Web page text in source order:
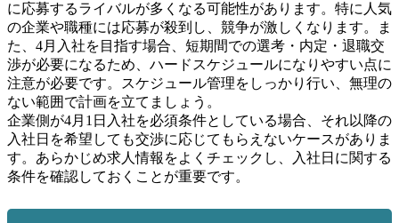
に応募するライバルが多くなる可能性があります。特に人気
の企業や職種には応募が殺到し、競争が激しくなります。ま
た、4月入社を目指す場合、短期間での選考・内定・退職交
渉が必要になるため、ハードスケジュールになりやすい点に
注意が必要です。スケジュール管理をしっかり行い、無理の
ない範囲で計画を立てましょう。
企業側が4月1日入社を必須条件としている場合、それ以降の
入社日を希望しても交渉に応じてもらえないケースがありま
す。あらかじめ求人情報をよくチェックし、入社日に関する
条件を確認しておくことが重要です。